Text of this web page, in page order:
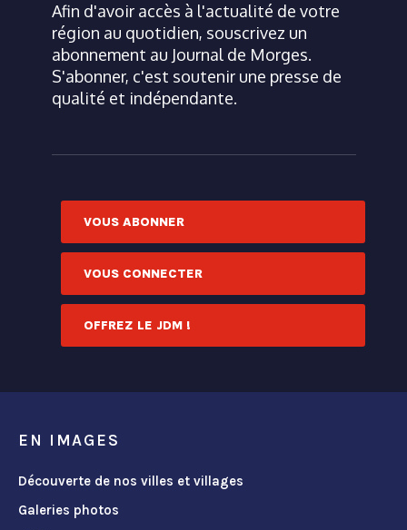
Afin d'avoir accès à l'actualité de votre
région au quotidien, souscrivez un
abonnement au Journal de Morges.
S'abonner, c'est soutenir une presse de
qualité et indépendante.
VOUS ABONNER
VOUS CONNECTER
OFFREZ LE JDM !
EN IMAGES
Découverte de nos villes et villages
Galeries photos